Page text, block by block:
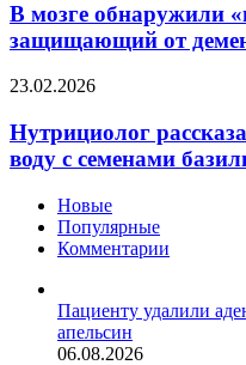
опасными
обнаружили
«природный
щит»,
от
В мозге обнаружили
защищающий от
Нутрициолог
почему
полезно
пить
семенами
базилика
23.02.2026
Нутрициолог
воду с семенами
Новые
Популярные
Комментарии
Пациенту удалили
апельсин
06.08.2026